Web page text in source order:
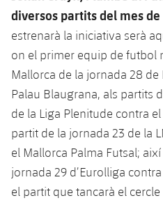
diversos partits del mes
estrenarà la iniciativa serà
on el primer equip de futbol
Mallorca de la jornada 28 de
Palau Blaugrana, als partits
de la Liga Plenitude contra
partit de la jornada 23 de la
el Mallorca Palma Futsal;
jornada 29 d’Eurolliga
el partit que tancarà el cercle